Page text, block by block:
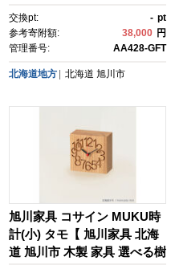
製 家具 選べる樹種 置時計 壁
掛け時計 リビング ダイニン
グ ベッドルーム 贈り物 プレ
ュラル 手作り 北欧 おしゃ
交換pt: - pt
参考寄附額:
38,000 円
管理番号:
AA428-GFT
北海道地方 北海道 旭川市
旭川家具 コサイン MUKU時
計(小) タモ【 旭川家具 北海
道 旭川市 木製 家具 選べる樹